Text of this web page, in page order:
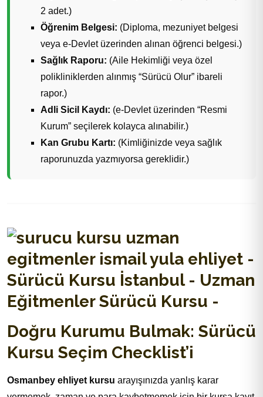
2 adet.)
Öğrenim Belgesi: (Diploma, mezuniyet belgesi
veya e-Devlet üzerinden alınan öğrenci belgesi.)
Sağlık Raporu: (Aile Hekimliği veya özel
polikliniklerden alınmış “Sürücü Olur” ibareli
rapor.)
Adli Sicil Kaydı: (e-Devlet üzerinden “Resmi
Kurum” seçilerek kolayca alınabilir.)
Kan Grubu Kartı: (Kimliğinizde veya sağlık
raporunuzda yazmıyorsa gereklidir.)
Doğru Kurumu Bulmak: Sürücü
Kursu Seçim Checklist’i
Osmanbey ehliyet kursu arayışınızda yanlış karar